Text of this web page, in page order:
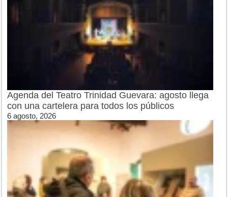
Agenda del Teatro Trinidad Guevara: agosto llega
con una cartelera para todos los públicos
6 agosto, 2026